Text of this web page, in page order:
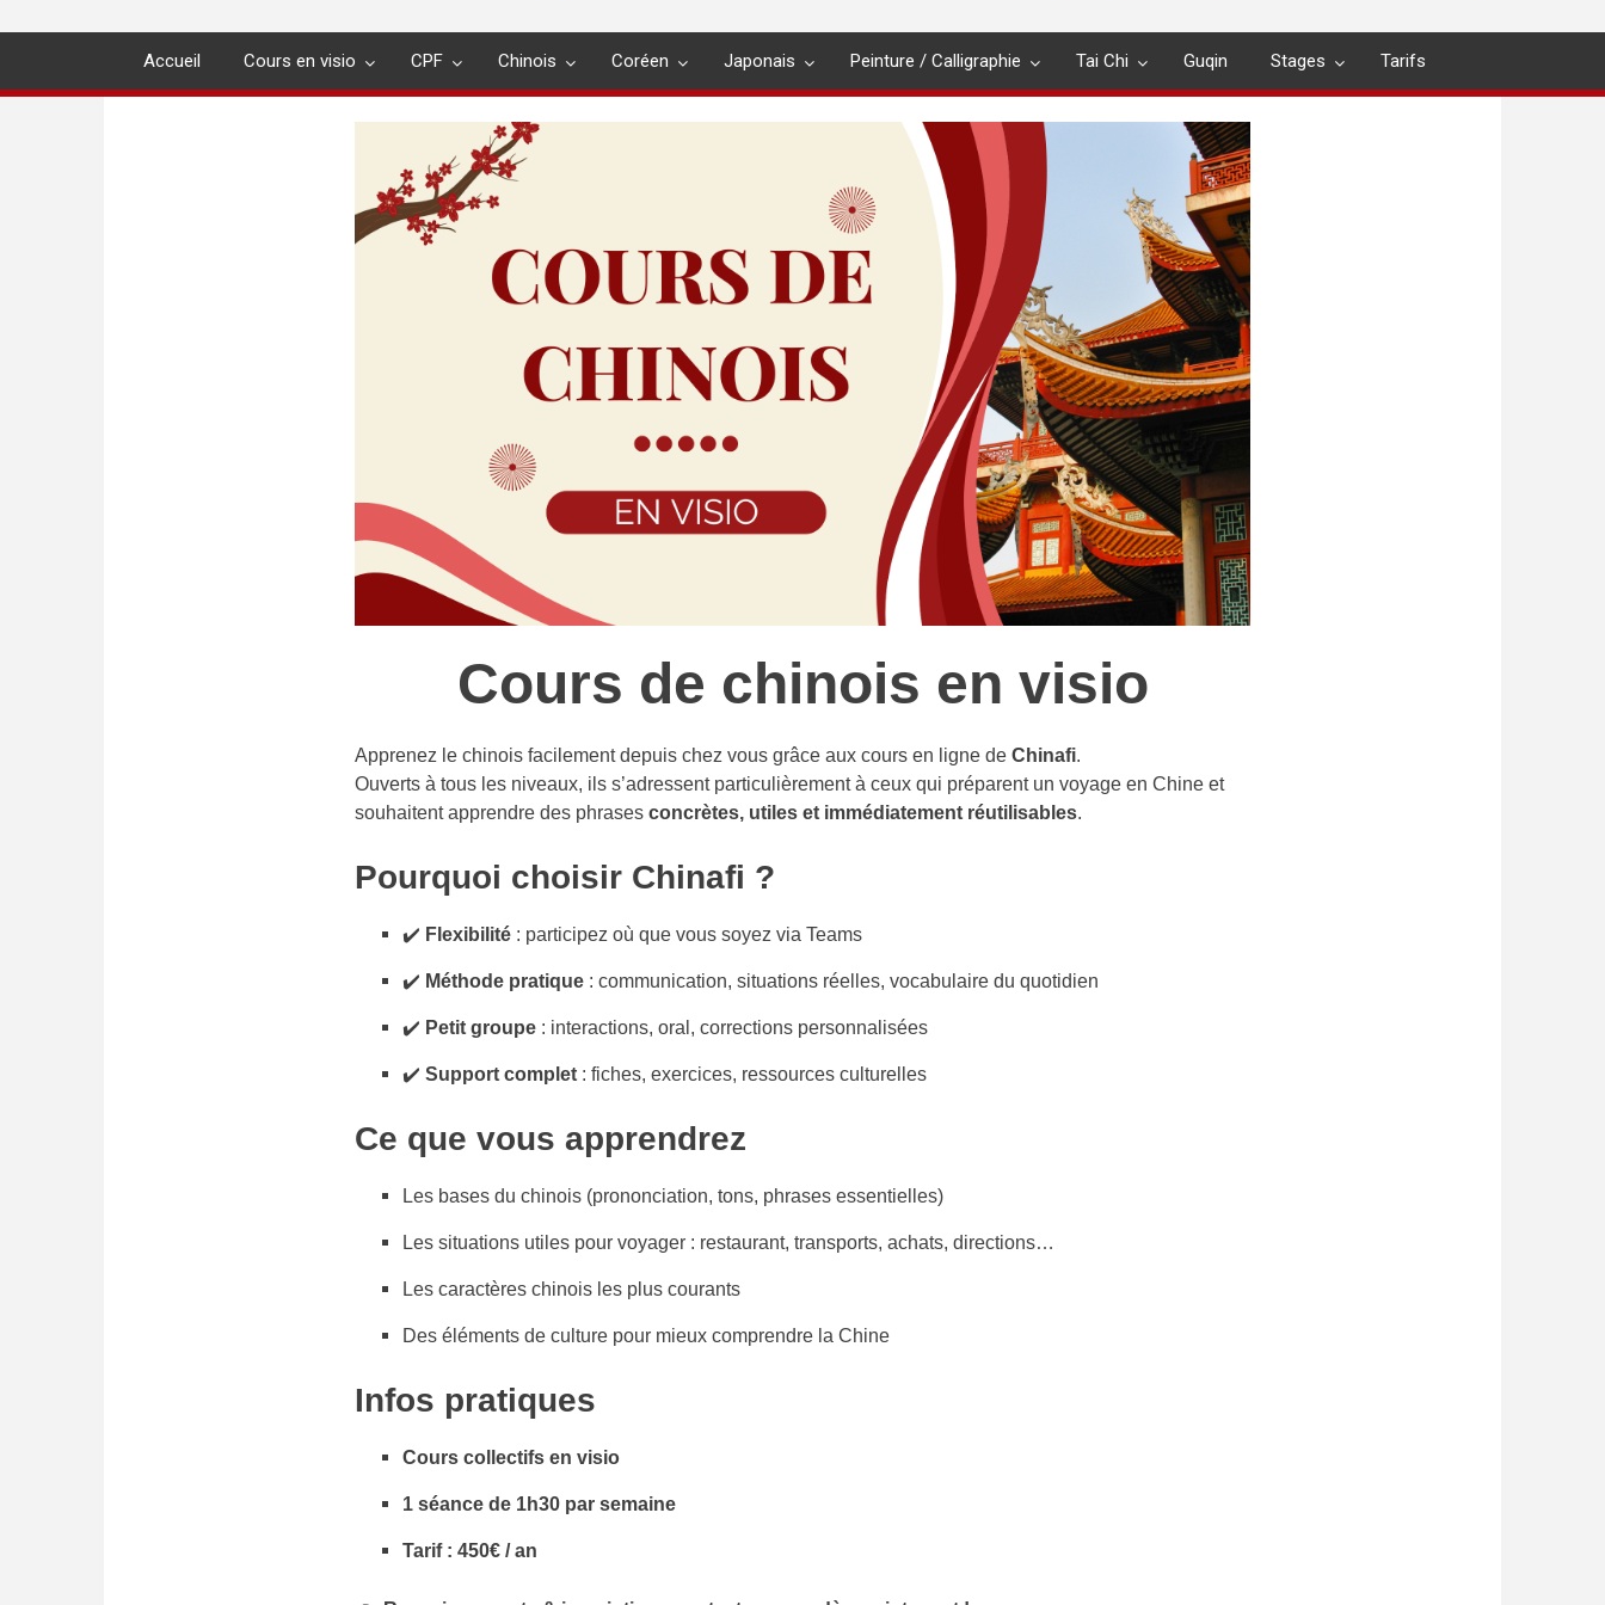
Accueil Cours en visio CPF Chinois Coréen Japonais Peinture / Calligraphie Tai Chi Guqin Stages Tarifs
Cours de chinois en visio
Apprenez le chinois facilement depuis chez vous grâce aux cours en ligne de Chinafi.
Ouverts à tous les niveaux, ils s’adressent particulièrement à ceux qui préparent un voyage en Chine et
souhaitent apprendre des phrases concrètes, utiles et immédiatement réutilisables.
Pourquoi choisir Chinafi ?
✔️ Flexibilité : participez où que vous soyez via Teams
✔️ Méthode pratique : communication, situations réelles, vocabulaire du quotidien
✔️ Petit groupe : interactions, oral, corrections personnalisées
✔️ Support complet : fiches, exercices, ressources culturelles
Ce que vous apprendrez
Les bases du chinois (prononciation, tons, phrases essentielles)
Les situations utiles pour voyager : restaurant, transports, achats, directions…
Les caractères chinois les plus courants
Des éléments de culture pour mieux comprendre la Chine
Infos pratiques
Cours collectifs en visio
1 séance de 1h30 par semaine
Tarif : 450€ / an